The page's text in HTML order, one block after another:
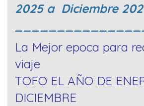
2025 a Diciembre
La Mejor epoca para
viaje
TOFO EL AÑO DE
DICIEMBRE